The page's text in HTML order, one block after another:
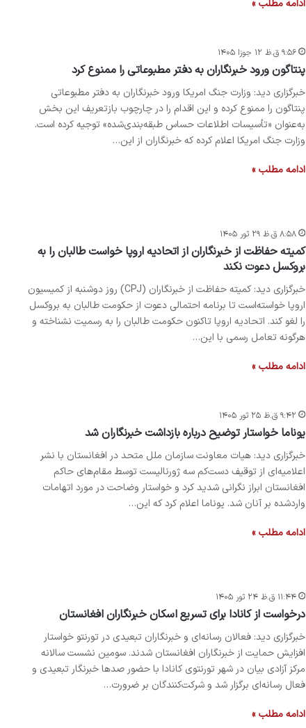
ادامه مطلب »
۹:۵۶ ق.ظ ۱۲ جوزا ۱۴۰۵
پنتاگون ورود خبرنگاران به دفتر مطبوعاتی را ممنوع کرد
خبرگزاری دید: وزارت جنگ امریکا ورود خبرنگاران به دفتر مطبوعاتی
پنتاگون را ممنوع کرده و این اقدام را در چارچوب بازتعریف این بخش
به‌عنوان «تأسیسات اطلاعات حساس طبقه‌بندی‌شده» توجیه کرده است.
وزارت جنگ امریکا اعلام کرده که خبرنگاران از این…
ادامه مطلب »
۸:۵۸ ق.ظ ۲۹ ثور ۱۴۰۵
کمیته حفاظت از خبرنگاران از اتحادیه اروپا خواست طالبان را به
بروکسل دعوت نکند
خبرگزاری دید: کمیته حفاظت از خبرنگاران (CPJ) روز دوشنبه از کمیسیون
اروپا خواسته‌است تا برنامه احتمالی دعوت از حکومت طالبان به بروکسل
را لغو کند. اتحادیه اروپا تاکنون حکومت طالبان را به رسمیت نشناخته و
هرگونه تعامل رسمی با این…
ادامه مطلب »
۹:۴۲ ق.ظ ۲۵ ثور ۱۴۰۵
یوناما خواستار توضیح درباره بازداشت خبرنگاران شد
خبرگزاری دید: هیات معاونت سازمان ملل متحد در افغانستان با نشر
اعلامیه‌ای از توقیف دست‌کم سه ژورنالیست توسط مقام‌های حاکم
افغانستان ابراز نگرانی شدید کرد و خواستار وضاحت در مورد اتهامات
واردشده بر آنان شد. یوناما اعلام کرد که این…
ادامه مطلب »
۱۱:۴۴ ق.ظ ۲۴ ثور ۱۴۰۵
درخواست از کانادا برای تسریع اسکان خبرنگاران افغانستان
خبرگزاری دید: فعالان رسانه‌ای و خبرنگاران تبعیدی در تورنتو خواستار
افزایش حمایت از خبرنگاران افغانستان شدند. سومین نشست سالانه
مرکز آزادی بیان در شهر تورنتوی کانادا با حضور صدها خبرنگار تبعیدی و
فعال رسانه‌ای برگزار شد و شرکت‌کنندگان بر ضرورت…
ادامه مطلب »